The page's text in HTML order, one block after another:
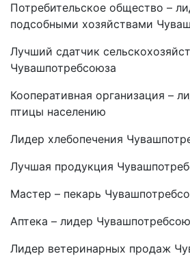
Потребительское общество –
подсобными хозяйствами
Лучший сдатчик
Чувашпотребсоюза
Кооперативная организация –
птицы населению
Лидер хлебопечения
Лучшая продукция
Мастер – пекарь
Аптека – лидер
Лидер ветеринарных продаж